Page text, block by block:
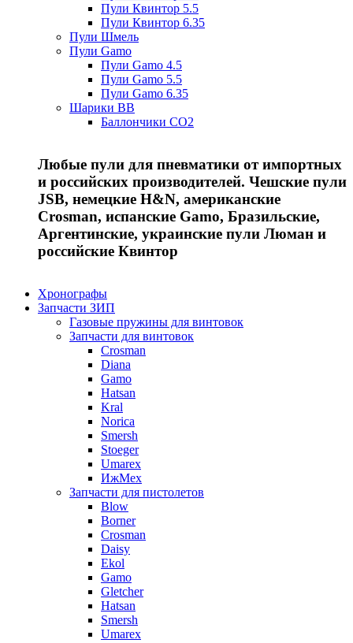
Пули Квинтор 5.5
Пули Квинтор 6.35
Пули Шмель
Пули Gamo
Пули Gamo 4.5
Пули Gamo 5.5
Пули Gamo 6.35
Шарики BB
Баллончики CO2
Любые пули для пневматики от импортных
и российских производителей. Чешские пули
JSB, немецкие H&N, американские
Crosman, испанские Gamo, Бразильские,
Аргентинские, украинские пули Люман и
российские Квинтор
Хронографы
Запчасти ЗИП
Газовые пружины для винтовок
Запчасти для винтовок
Crosman
Diana
Gamo
Hatsan
Kral
Norica
Smersh
Stoeger
Umarex
ИжМех
Запчасти для пистолетов
Blow
Borner
Crosman
Daisy
Ekol
Gamo
Gletcher
Hatsan
Smersh
Umarex